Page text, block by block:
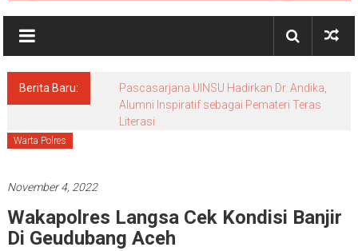
NKRI
Jurnalisme
Berita Baru:
Pascasarjana UINSU Hadirkan Dr. Andika,
Alumni Inspiratif sebagai Pemateri Teras
Literasi
Warta Polres
November 4, 2022
Wakapolres Langsa Cek Kondisi Banjir
Di Geudubang Aceh